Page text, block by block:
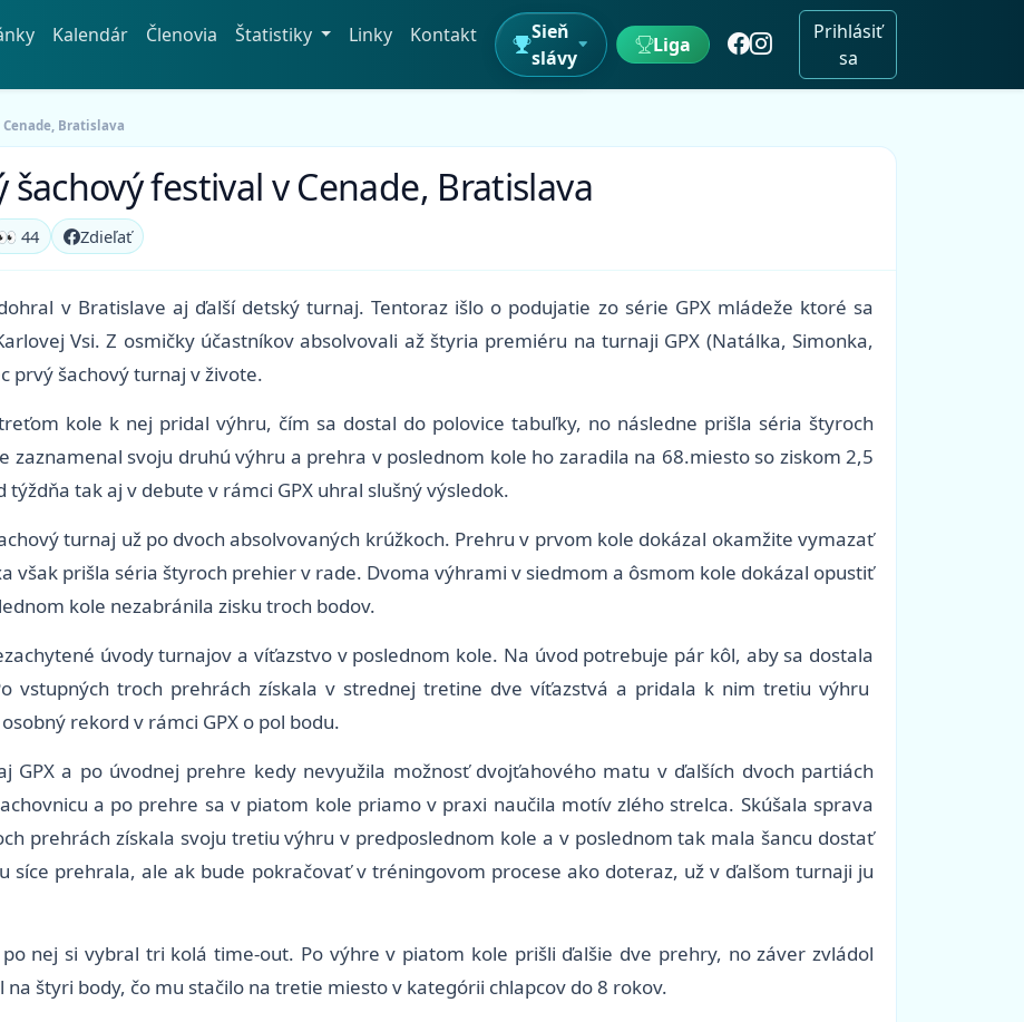
Kalendár Členovia Štatistiky Linky Kontakt
Sieň
slávy
Liga
Prihlásiť
sa
Bratislava
šachový festival v Cenade, Bratislava
44 Zdieľať
v Bratislave aj ďalší detský turnaj. Tentoraz išlo o podujatie zo série GPX mládeže ktoré sa
Vsi. Z osmičky účastníkov absolvovali až štyria premiéru na turnaji GPX (Natálka, Simonka,
prvý šachový turnaj v živote.
kole k nej pridal výhru, čím sa dostal do polovice tabuľky, no následne prišla séria štyroch
zaznamenal svoju druhú výhru a prehra v poslednom kole ho zaradila na 68.miesto so ziskom 2,5
tak aj v debute v rámci GPX uhral slušný výsledok.
turnaj už po dvoch absolvovaných krúžkoch. Prehru v prvom kole dokázal okamžite vymazať
však prišla séria štyroch prehier v rade. Dvoma výhrami v siedmom a ôsmom kole dokázal opustiť
kole nezabránila zisku troch bodov.
úvody turnajov a víťazstvo v poslednom kole. Na úvod potrebuje pár kôl, aby sa dostala
vstupných troch prehrách získala v strednej tretine dve víťazstvá a pridala k nim tretiu výhru
rekord v rámci GPX o pol bodu.
GPX a po úvodnej prehre kedy nevyužila možnosť dvojťahového matu v ďalších dvoch partiách
a po prehre sa v piatom kole priamo v praxi naučila motív zlého strelca. Skúšala sprava
prehrách získala svoju tretiu výhru v predposlednom kole a v poslednom tak mala šancu dostať
síce prehrala, ale ak bude pokračovať v tréningovom procese ako doteraz, už v ďalšom turnaji ju
nej si vybral tri kolá time-out. Po výhre v piatom kole prišli ďalšie dve prehry, no záver zvládol
štyri body, čo mu stačilo na tretie miesto v kategórii chlapcov do 8 rokov.